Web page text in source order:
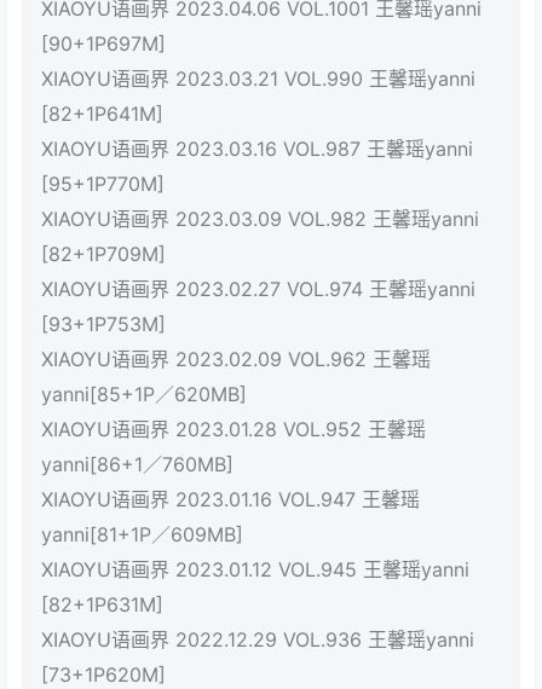
XIAOYU语画界 2023.04.06 VOL.1001 王馨瑶yanni
[90+1P697M]
XIAOYU语画界 2023.03.21 VOL.990 王馨瑶yanni
[82+1P641M]
XIAOYU语画界 2023.03.16 VOL.987 王馨瑶yanni
[95+1P770M]
XIAOYU语画界 2023.03.09 VOL.982 王馨瑶yanni
[82+1P709M]
XIAOYU语画界 2023.02.27 VOL.974 王馨瑶yanni
[93+1P753M]
XIAOYU语画界 2023.02.09 VOL.962 王馨瑶
yanni[85+1P／620MB]
XIAOYU语画界 2023.01.28 VOL.952 王馨瑶
yanni[86+1／760MB]
XIAOYU语画界 2023.01.16 VOL.947 王馨瑶
yanni[81+1P／609MB]
XIAOYU语画界 2023.01.12 VOL.945 王馨瑶yanni
[82+1P631M]
XIAOYU语画界 2022.12.29 VOL.936 王馨瑶yanni
[73+1P620M]